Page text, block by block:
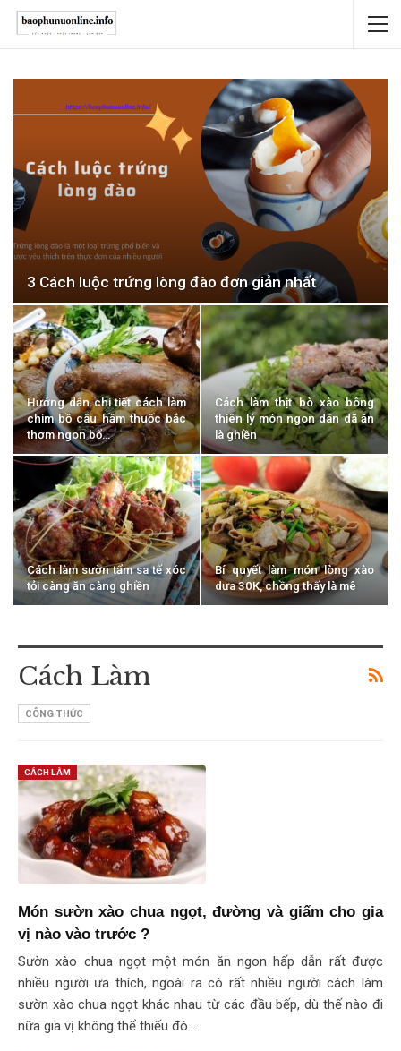
3 Cách luộc trứng lòng đào đơn giản nhất
Hướng dẫn chi tiết cách làm
chim bồ câu hầm thuốc bắc
thơm ngon bổ…
Cách làm thịt bò xào bông
thiên lý món ngon dân dã ăn
là ghiền
Cách làm sườn tẩm sa tế xóc
tỏi càng ăn càng ghiền
Bí quyết làm món lòng xào
dưa 30K, chồng thấy là mê
Cách Làm
CÔNG THỨC
CÁCH LÀM
Món sườn xào chua ngọt, đường và giấm cho gia
vị nào vào trước ?
Sườn xào chua ngọt một món ăn ngon hấp dẫn rất được
nhiều người ưa thích, ngoài ra có rất nhiều người cách làm
sườn xào chua ngọt khác nhau từ các đầu bếp, dù thế nào đi
nữa gia vị không thể thiếu đó…